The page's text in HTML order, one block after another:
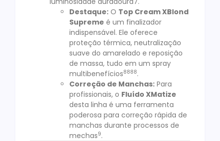
Destaque: O Top Cream XBlond
Supreme é um finalizador
indispensável. Ele oferece
proteção térmica, neutralização
suave do amarelado e reposição
de massa, tudo em um spray
multibenefícios8888.
Correção de Manchas: Para
profissionais, o Fluído XMatize
desta linha é uma ferramenta
poderosa para correção rápida de
manchas durante processos de
mechas9.